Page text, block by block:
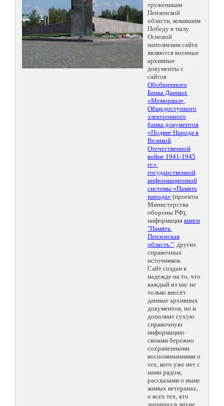
труженикам
Пензенской
области, ковавшим
Победу в тылу.
Основой
наполнения сайта
являются военные
архивные
документы с
сайтов
Обобщенного
Банка Данных
«Мемориал»,
Общедоступного
электронного
банка документов
«Подвиг Народа в
Великой
Отечественной
войне 1941-1945
гг.»,
государственной
информационной
системы «Память
народа» (проекты
Министерства
обороны РФ),
информация книги
"Память.
Пензенская
область.", других
справочных
источников.
Сайт создан в
надежде на то, что
каждый из нас не
только внесёт
данные архивных
документов, но и
дополнит сухую
справочную
информацию
своими бережно
сохраненными
воспоминаниями о
тех, кого уже нет с
нами рядом,
рассказами о ныне
живых ветеранах,
о всех тех, кто
защищал в лихие